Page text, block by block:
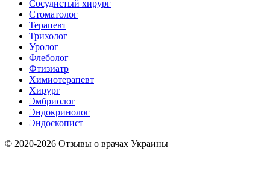
Сосудистый хирург
Стоматолог
Терапевт
Трихолог
Уролог
Флеболог
Фтизиатр
Химиотерапевт
Хирург
Эмбриолог
Эндокринолог
Эндоскопист
© 2020-2026 Отзывы о врачах Украины